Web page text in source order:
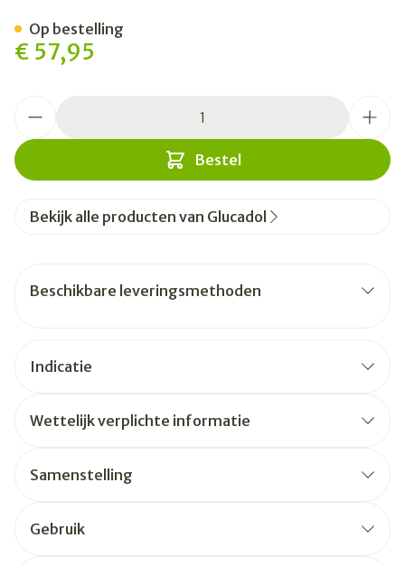
€ 57,95
Bestel
Op bestelling
Bekijk alle producten van Glucadol
Beschikbare leveringsmethoden
Indicatie
Wettelijk verplichte informatie
Samenstelling
Gebruik